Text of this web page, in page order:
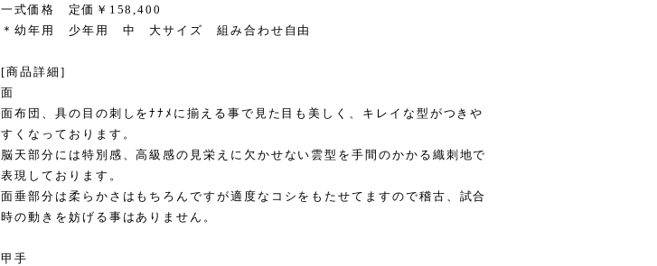
一式価格 定価￥158,400
＊幼年用 少年用 中 大サイズ 組み合わせ自由
[商品詳細]
面
面布団、具の目の刺しをﾅﾅﾒに揃える事で見た目も美しく、キレイな型がつきや
すくなっております。
脳天部分には特別感、高級感の見栄えに欠かせない雲型を手間のかかる織刺地で
表現しております。
面垂部分は柔らかさはもちろんですが適度なコシをもたせてますので稽古、試合
時の動きを妨げる事はありません。
甲手